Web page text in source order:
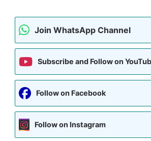
Join WhatsApp Channel
Subscribe and Follow on
Follow on Facebook
Follow on Instagram